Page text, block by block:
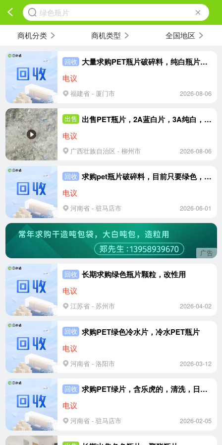
绿色瓶片
商机分类 商机类型 全国地区
回收 大量求购PET瓶片破碎料，纯白瓶片，蓝白瓶片，绿色瓶片，清洗甩干
电议
福建省 - 厦门市 2026-08-06
出售 出售PET瓶片，2A蓝白片，3A纯白，绿片，杂色都有
电议
广西壮族自治区 - 柳州市 2026-08-06
回收 求购pet瓶片破碎料，目前只要绿色，月需300吨，用来拉丝的
电议
河南省 - 驻马店市 2026-06-01
广告
回收 长期求购绿色瓶片颗粒，改性用
电议
江苏省 - 苏州市 2026-04-02
回收 求购PET绿色冷水片，冷水PET瓶片
电议
河南省 - 洛阳市 2026-03-12
回收 求购PET绿片，含乐虎的，清洗，日需三十吨
电议
河南省 - 驻马店市 2026-02-05